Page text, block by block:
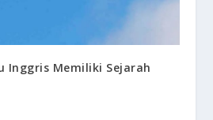
Inggris Memiliki Sejarah